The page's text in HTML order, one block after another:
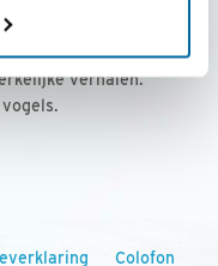
36,00 per jaar
leden, met
verhalen.
Colofon